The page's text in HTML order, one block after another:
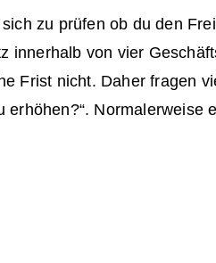
zu prüfen ob du den
innerhalb von vier
Frist nicht. Daher fragen
erhöhen?“.